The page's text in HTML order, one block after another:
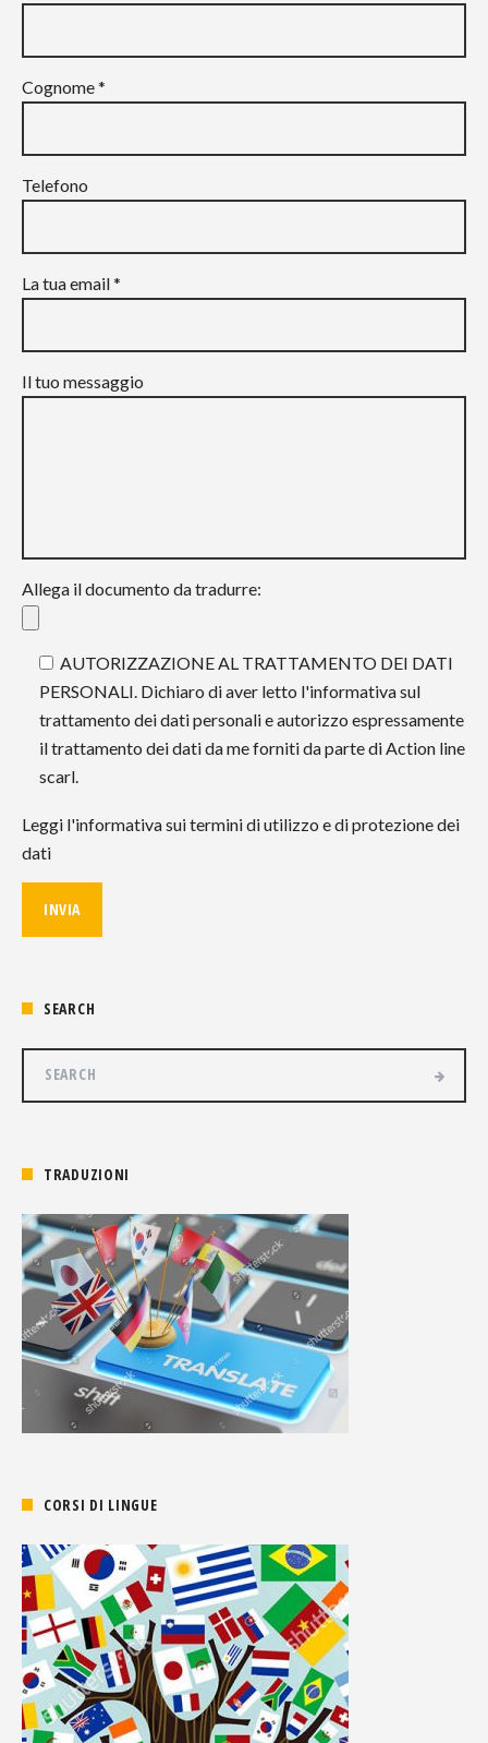
Cognome *
Telefono
La tua email *
Il tuo messaggio
Allega il documento da tradurre:
AUTORIZZAZIONE AL TRATTAMENTO DEI DATI
PERSONALI. Dichiaro di aver letto l'informativa sul
trattamento dei dati personali e autorizzo espressamente
il trattamento dei dati da me forniti da parte di Action line
scarl.
Leggi l'informativa sui termini di utilizzo e di protezione dei
dati
SEARCH
TRADUZIONI
CORSI DI LINGUE